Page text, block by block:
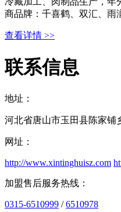
商品牌：千喜鹤、双汇、雨
查看详情 >>
联系信息
地址：
河北省唐山市玉田县陈家铺
网址：
http://www.xintinghuisz.com
加盟售后服务热线：
0315-6510999 /6510978